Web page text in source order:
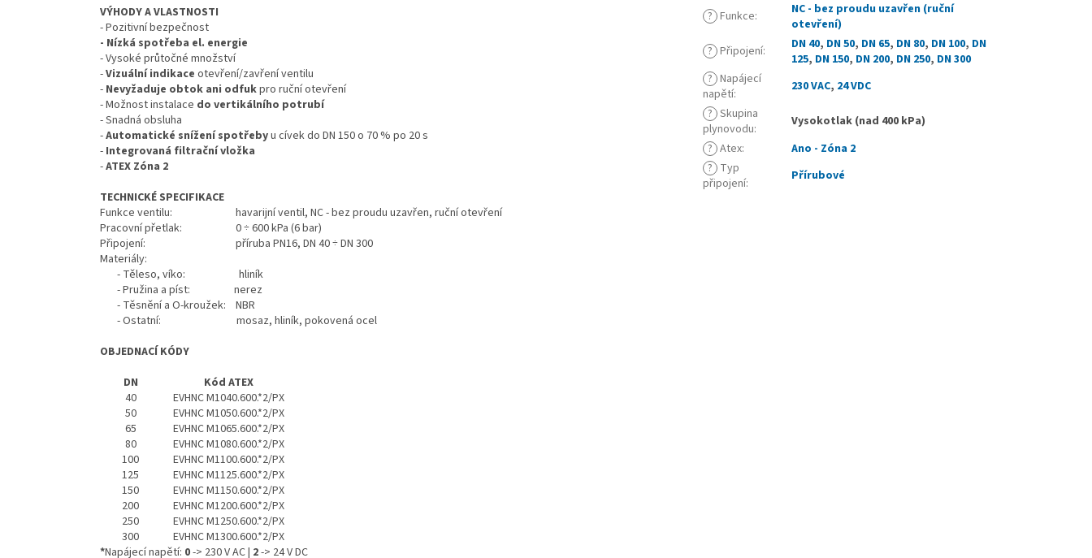
VÝHODY A VLASTNOSTI
- Pozitivní bezpečnost
- Nízká spotřeba el. energie
- Vysoké průtočné množství
-Vizuální indikace otevření/zavření ventilu
- Nevyžaduje obtok ani odfukpro ruční otevření
- Možnost instalace do vertikálního potrubí
- Snadná obsluha
-Automatické snížení spotřebyu cívek do DN 150 o 70 % po 20 s
- Integrovaná filtrační vložka
-ATEX Zóna 2
TECHNICKÉ SPECIFIKACE
Funkce ventilu: havarijní ventil, NC - bez proudu uzavřen, ruční otevření
Pracovní přetlak: 0 ÷ 600 kPa (6 bar)
Připojení: příruba PN16, DN 40 ÷ DN 300
Materiály:
- Těleso, víko: hliník
- Pružina a píst: nerez
- Těsnění a O-kroužek: NBR
- Ostatní: mosaz, hliník, pokovená ocel
OBJEDNACÍ KÓDY
DN
Kód ATEX
40
EVHNC M1040.600.*2/PX
50
EVHNC M1050.600.*2/PX
65
EVHNC M1065.600.*2/PX
80
EVHNC M1080.600.*2/PX
100
EVHNC M1100.600.*2/PX
125
EVHNC M1125.600.*2/PX
150
EVHNC M1150.600.*2/PX
200
EVHNC M1200.600.*2/PX
250
EVHNC M1250.600.*2/PX
300
EVHNC M1300.600.*2/PX
*Napájecí napětí: 0-> 230 V AC | 2-> 24 V DC
? Funkce:
NC - bez proudu uzavřen (ruční
otevření)
? Připojení: DN 40, DN 50, DN 65, DN 80, DN 100, DN
125, DN 150, DN 200, DN 250, DN 300
? Napájecí
napětí: 230 VAC, 24 VDC
? Skupina
plynovodu:
Vysokotlak (nad 400 kPa)
? Atex:
Ano - Zóna 2
? Typ
připojení: Přírubové